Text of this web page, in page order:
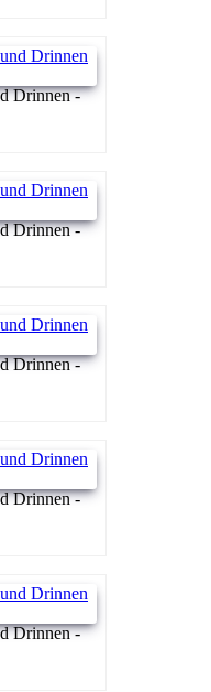
Drinnen -
Drinnen -
Drinnen -
Drinnen -
Drinnen -